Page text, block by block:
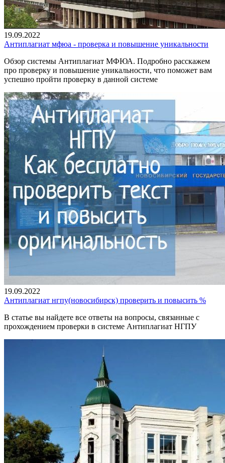
19.09.2022
Антиплагиат мфюа - проверка и повышение уникальности
Обзор системы Антиплагиат МФЮА. Подробно расскажем
про проверку и повышение уникальности, что поможет вам
успешно пройти проверку в данной системе
19.09.2022
Антиплагиат нгпу(новосибирск) проверить и повысить %
В статье вы найдете все ответы на вопросы, связанные с
прохождением проверки в системе Антиплагиат НГПУ